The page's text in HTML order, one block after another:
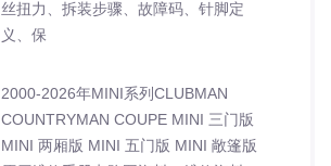
丝扭力、拆装步骤、故障码、针脚定
义、保
2000-2026年MINI系列CLUBMAN
COUNTRYMAN COUPE MINI 三门版
MINI 两厢版 MINI 五门版 MINI 敞篷版